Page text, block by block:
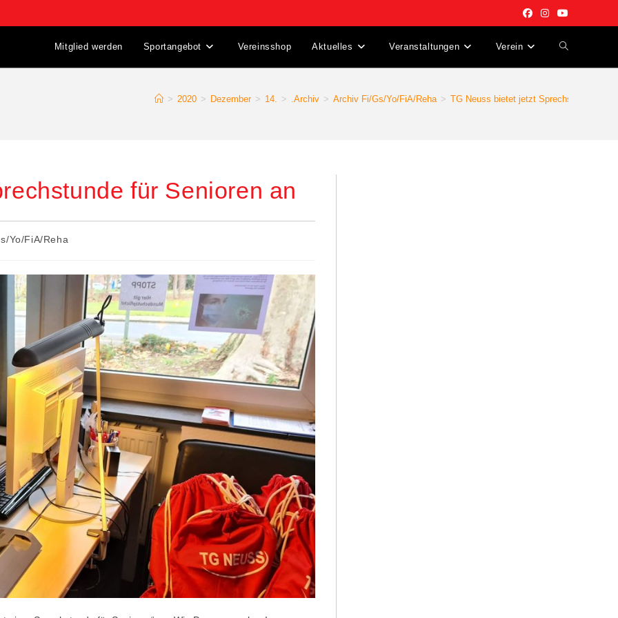
Mitglied werden Sportangebot Vereinsshop Aktuelles Veranstaltungen Verein Website-
> 2020 > Dezember > 14. > .Archiv > Archiv Fi/Gs/Yo/FiA/Reha > TG Neuss bietet jetzt Sprechstunde für
für Senioren an
Yo/FiA/Reha